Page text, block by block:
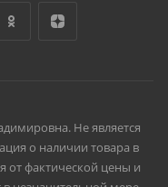
Не является
о наличии товара в
от фактической цены и